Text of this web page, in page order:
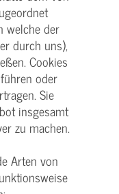
welche der
durch uns),
Cookies
oder
Sie
insgesamt
zu machen.
Arten von